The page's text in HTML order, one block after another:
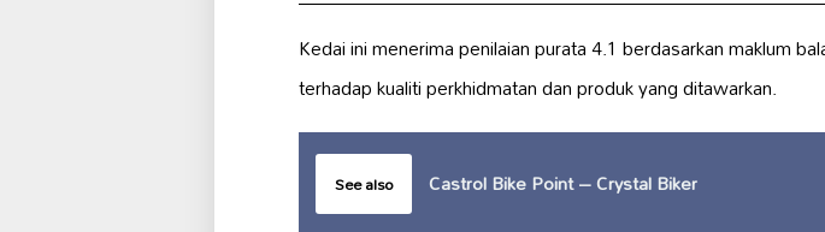
Kedai ini menerima penilaian purata 4.1 berdasarkan maklum
terhadap kualiti perkhidmatan dan produk yang ditawarkan.
See also Castrol Bike Point – Crystal Biker